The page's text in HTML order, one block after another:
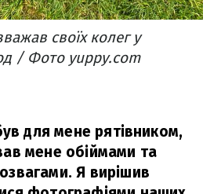
своїх колег у
/ Фото yuppy.com
для мене рятівником,
мене обіймами та
Я вирішив